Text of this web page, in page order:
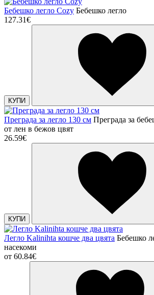
Бебешко легло Cozy Бебешко легло
127.31€
КУПИ
Преграда за легло 130 см Преграда за
от лен в бежов цвят
26.59€
КУПИ
Легло Kalinihta кошче два цвята Бебешко
насекоми
от 60.84€